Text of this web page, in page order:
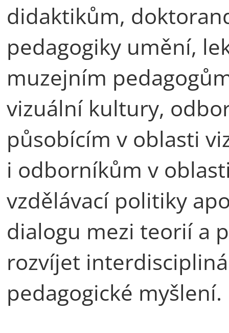
didaktikům,
pedagogiky umění,
muzejním
vizuální kultury,
působícím v oblasti
i odborníkům v
vzdělávací politiky
dialogu mezi teorií a
rozvíjet
pedagogické myšlení.